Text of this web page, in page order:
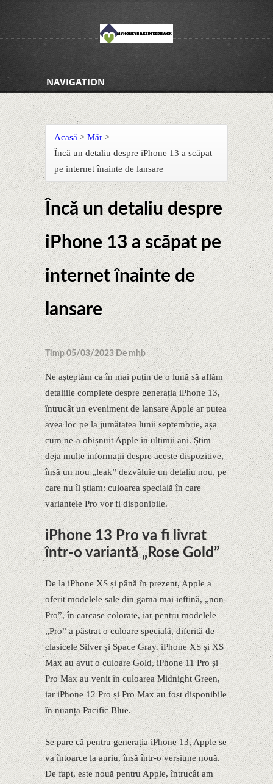
NAVIGATION
Acasă > Măr >
Încă un detaliu despre iPhone 13 a scăpat
pe internet înainte de lansare
Încă un detaliu despre
iPhone 13 a scăpat pe
internet înainte de
lansare
Timp 05/03/2023 De mhb
Ne așteptăm ca în mai puțin de o lună să aflăm
detaliile complete despre generația iPhone 13,
întrucât un eveniment de lansare Apple ar putea
avea loc pe la jumătatea lunii septembrie, așa
cum ne-a obișnuit Apple în ultimii ani. Știm
deja multe informații despre aceste dispozitive,
însă un nou „leak” dezvăluie un detaliu nou, pe
care nu îl știam: culoarea specială în care
variantele Pro vor fi disponibile.
iPhone 13 Pro va fi livrat
într-o variantă „Rose Gold”
De la iPhone XS și până în prezent, Apple a
oferit modelele sale din gama mai ieftină, „non-
Pro”, în carcase colorate, iar pentru modelele
„Pro” a păstrat o culoare specială, diferită de
clasicele Silver și Space Gray. iPhone XS și XS
Max au avut o culoare Gold, iPhone 11 Pro și
Pro Max au venit în culoarea Midnight Green,
iar iPhone 12 Pro și Pro Max au fost disponibile
în nuanța Pacific Blue.
Se pare că pentru generația iPhone 13, Apple se
va întoarce la auriu, însă într-o versiune nouă.
De fapt, este nouă pentru Apple, întrucât am